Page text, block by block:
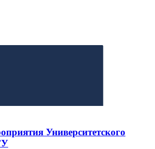
Университетского